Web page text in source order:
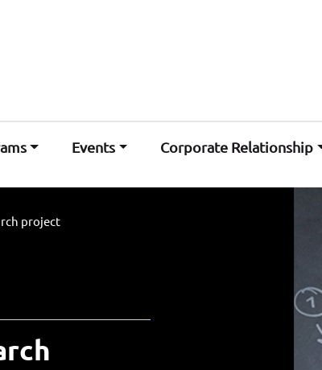
Events Corporate Relationship
project